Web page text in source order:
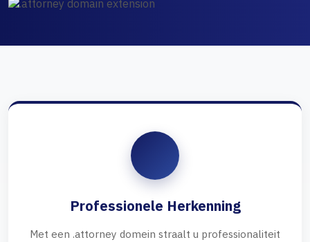
Professionele Herkenning
Met een .attorney domein straalt u professionaliteit